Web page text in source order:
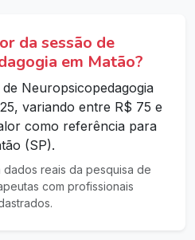
da sessão de
em Matão?
Neuropsicopedagogia
variando entre R$ 75 e
como referência para
(SP).
reais da pesquisa de
com profissionais